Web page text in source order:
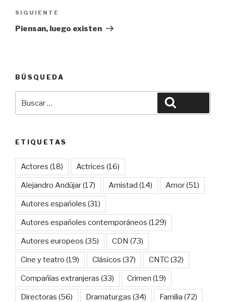
Siguiente
entrada
SIGUIENTE
Piensan, luego existen
BÚSQUEDA
por:
ETIQUETAS
Actores (18) Actrices (16)
Alejandro Andújar(17) Amistad (14) Amor(51)
Autores españoles (31)
Autores españoles contemporáneos (129)
Autores europeos (35) CDN (73)
Cine y teatro (19) Clásicos (37) CNTC(32)
Compañías extranjeras (33) Crimen (19)
Directoras (56) Dramaturgas (34) Familia (72)